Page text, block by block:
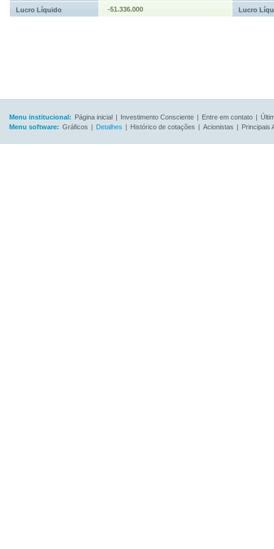
Lucro Líquido -51.336.000 Lucro
Menu institucional: Página inicial | Investimento Consciente | Entre em contato |
Menu software: Gráficos | Detalhes | Histórico de cotações | Acionistas | Principais